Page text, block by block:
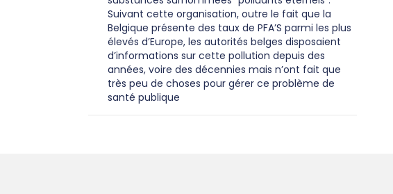
Suivant cette organisation, outre le fait que la
Belgique présente des taux de PFA’S parmi les plus
élevés d’Europe, les autorités belges disposaient
d’informations sur cette pollution depuis des
années, voire des décennies mais n’ont fait que
très peu de choses pour gérer ce problème de
santé publique